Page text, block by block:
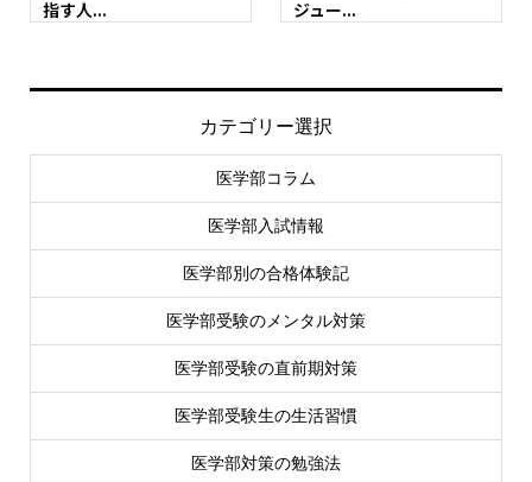
指す人...
ジュー...
カテゴリー選択
医学部コラム
医学部入試情報
医学部別の合格体験記
医学部受験のメンタル対策
医学部受験の直前期対策
医学部受験生の生活習慣
医学部対策の勉強法